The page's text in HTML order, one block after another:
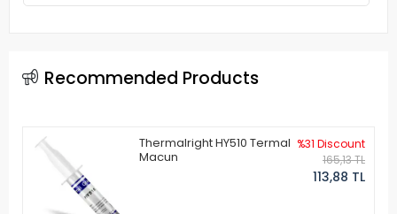
Recommended Products
Thermalright HY510 Termal
Macun
%31 Discount
165,13 TL
113,88 TL